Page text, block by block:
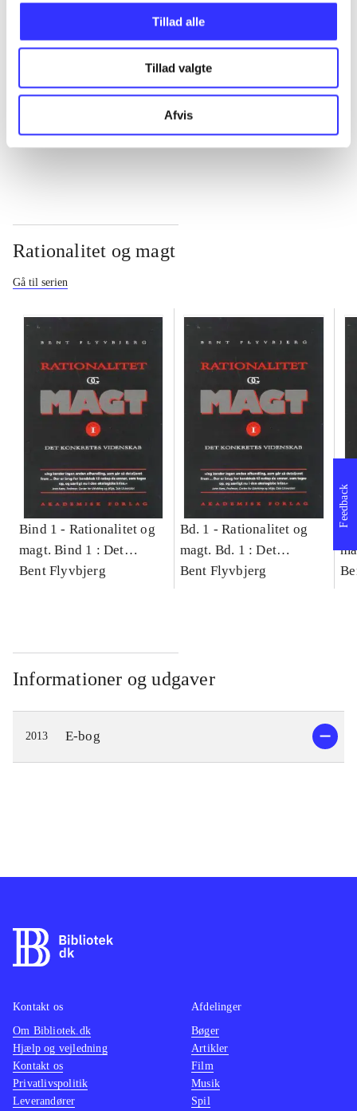
Tillad alle
Tillad valgte
Afvis
Rationalitet og magt
Gå til serien
Bind 1 - Rationalitet og
magt. Bind 1 : Det
konkretes videnskab
Bent Flyvbjerg
Bd. 1 -Rationalitet og
magt. Bd. 1 : Det
konkretes videnskab
Bent Flyvbjerg
Informationer og udgaver
2013 E-bog
Feedback
Kontakt os
Om Bibliotek.dk
Hjælp og vejledning
Kontakt os
Privatlivspolitik
Leverandører
Afdelinger
Bøger
Artikler
Film
Musik
Spil